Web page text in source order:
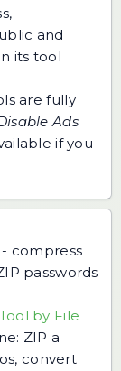
and
its tool
are fully
Ads
if you
compress
passwords
by File
ZIP a
convert